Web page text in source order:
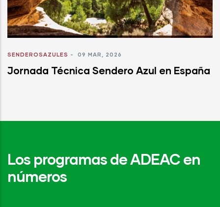
SENDEROSAZULES - 09 MAR, 2026
Jornada Técnica Sendero Azul en España
Los programas de ADEAC en
números